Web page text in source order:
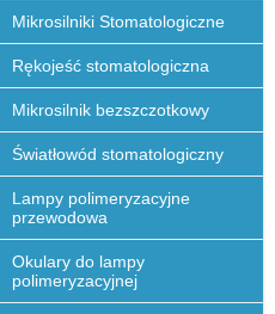
Mikrosilniki Stomatologiczne
Rękojeść stomatologiczna
Mikrosilnik bezszczotkowy
Światłowód stomatologiczny
Lampy polimeryzacyjne
przewodowa
Okulary do lampy
polimeryzacyjnej